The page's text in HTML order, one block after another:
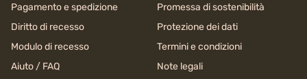
Pagamento e spedizione
Diritto di recesso
Modulo di recesso
Aiuto / FAQ
Promessa di sostenibilità
Protezione dei dati
Termini e condizioni
Note legali